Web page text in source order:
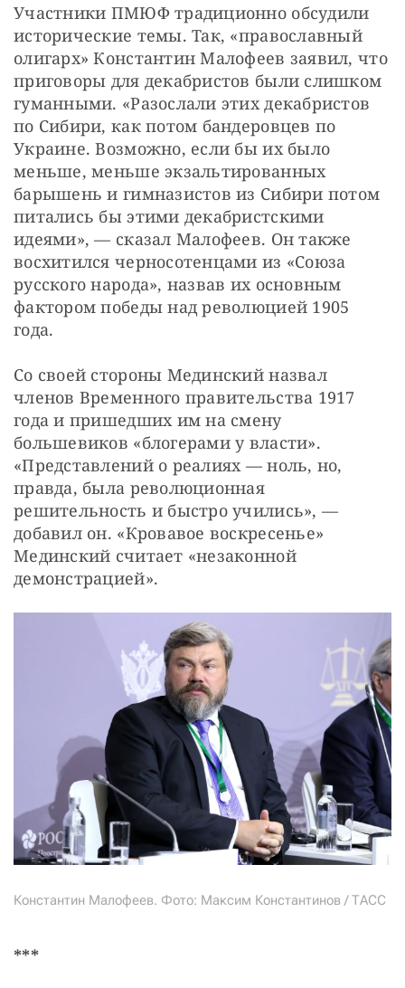
Участники ПМЮФ традиционно обсудили
исторические темы. Так, «православный
олигарх» Константин Малофеев заявил, что
приговоры для декабристов были слишком
гуманными. «Разослали этих декабристов
по Сибири, как потом бандеровцев по
Украине. Возможно, если бы их было
меньше, меньше экзальтированных
барышень и гимназистов из Сибири потом
питались бы этими декабристскими
идеями», — сказал Малофеев. Он также
восхитился черносотенцами из «Союза
русского народа», назвав их основным
фактором победы над революцией 1905
года.
Со своей стороны Мединский назвал
членов Временного правительства 1917
года и пришедших им на смену
большевиков «блогерами у власти».
«Представлений о реалиях — ноль, но,
правда, была революционная
решительность и быстро учились», —
добавил он. «Кровавое воскресенье»
Мединский считает «незаконной
демонстрацией».
Константин Малофеев. Фото: Максим Константинов / ТАСС
***